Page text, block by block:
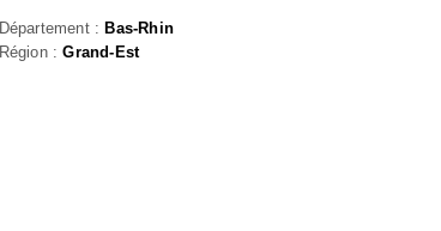
Département : Bas-Rhin
Région :Grand-Est